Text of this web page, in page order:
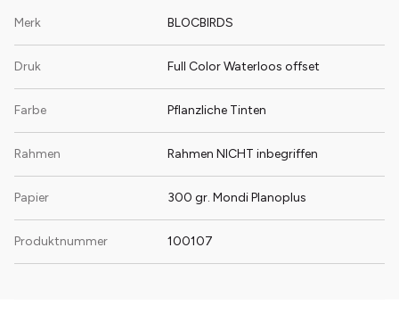
Merk BLOCBIRDS
Druk Full Color Waterloos offset
Farbe Pflanzliche Tinten
Rahmen Rahmen NICHT inbegriffen
Papier 300 gr. Mondi Planoplus
Produktnummer 100107